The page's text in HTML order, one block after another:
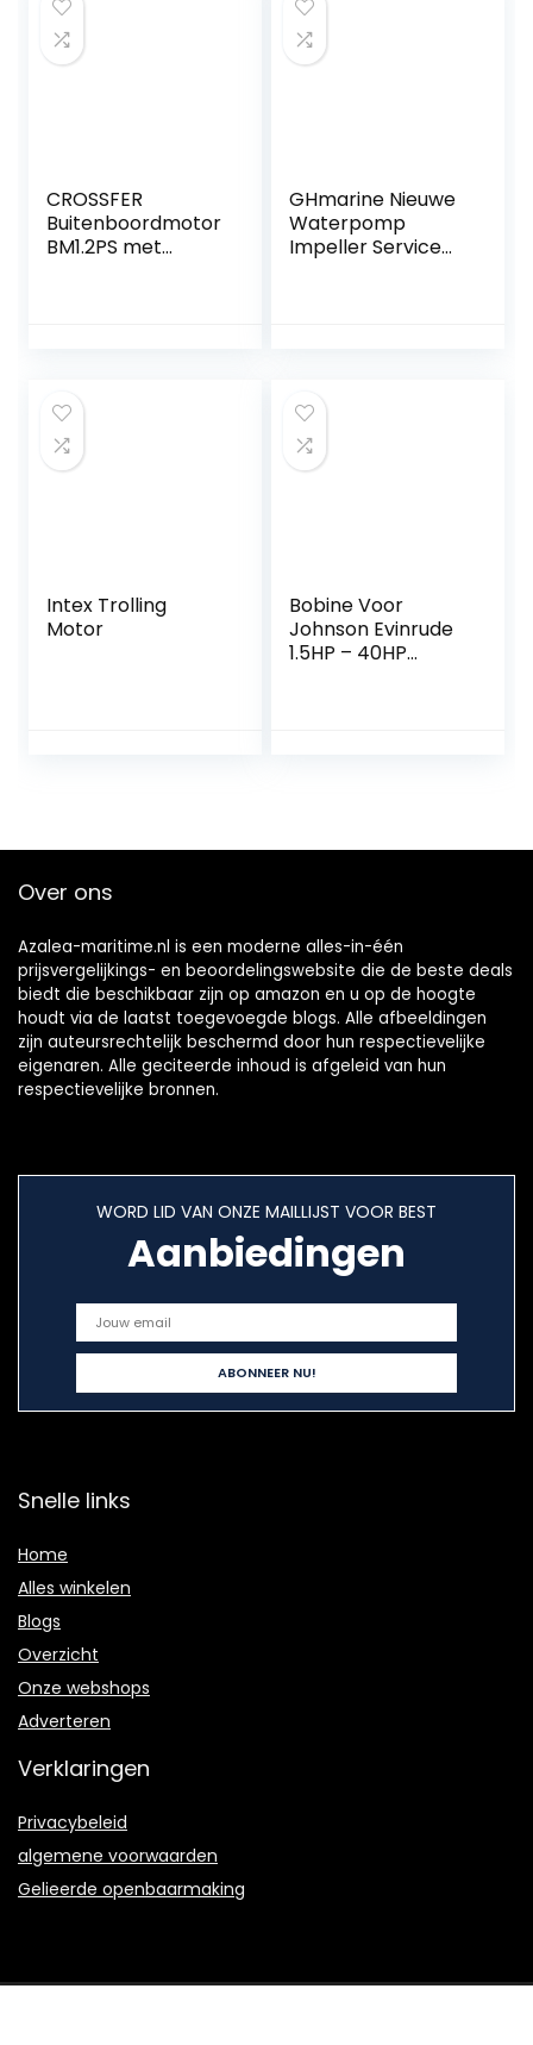
CROSSFER
Buitenboordmotor
BM1.2PS met
rubberboot
GHmarine Nieuwe
Waterpomp
Impeller Service
Intex Trolling
Motor
Bobine Voor
Johnson Evinrude
1.5HP – 40HP
582921 582995
Over ons
Azalea-maritime.nl is een moderne alles-in-één
prijsvergelijkings- en beoordelingswebsite die de beste deals
biedt die beschikbaar zijn op amazon en u op de hoogte
houdt via de laatst toegevoegde blogs. Alle afbeeldingen
zijn auteursrechtelijk beschermd door hun respectievelijke
eigenaren. Alle geciteerde inhoud is afgeleid van hun
respectievelijke bronnen.
WORD LID VAN ONZE MAILLIJST VOOR BEST
Aanbiedingen
Snelle links
Home
Alles winkelen
Blogs
Overzicht
Onze webshops
Adverteren
Verklaringen
Privacybeleid
algemene voorwaarden
Gelieerde openbaarmaking